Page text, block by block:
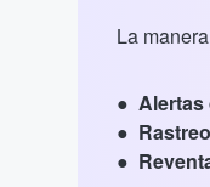
La
Alertas